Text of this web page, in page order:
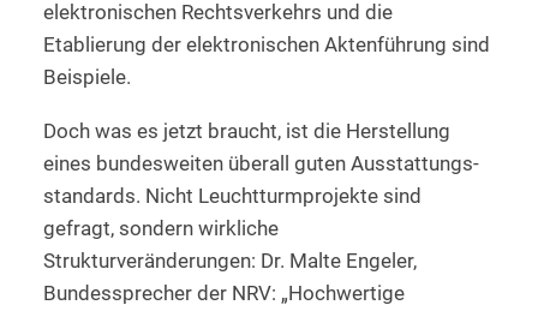
elektronischen Rechtsverkehrs und die
Etablierung der elektronischen Aktenführung sind
Beispiele.
Doch was es jetzt braucht, ist die Herstellung
eines bundesweiten überall guten Ausstattungs­
standards. Nicht Leuchtturmprojekte sind
gefragt, sondern wirkliche
Strukturveränderungen: Dr. Malte Engeler,
Bundessprecher der NRV: „Hochwertige